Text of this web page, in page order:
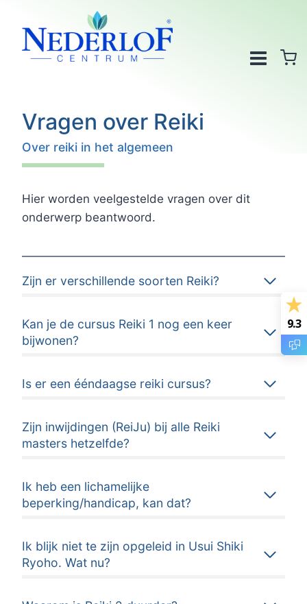
naar
inhoud
Vragen over Reiki
Over reiki in het algemeen
Hier worden veelgestelde vragen over dit
onderwerp beantwoord.
Zijn er verschillende soorten Reiki?
Kan je de cursus Reiki 1 nog een keer
bijwonen?
Is er een ééndaagse reiki cursus?
Zijn inwijdingen (ReiJu) bij alle Reiki
masters hetzelfde?
Ik heb een lichamelijke
beperking/handicap, kan dat?
Ik blijk niet te zijn opgeleid in Usui Shiki
Ryoho. Wat nu?
9.3